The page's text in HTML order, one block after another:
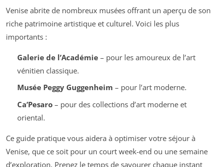
Venise abrite de nombreux musées offrant un aperçu de son
riche patrimoine artistique et culturel. Voici les plus
importants :
Galerie de l’Académie– pour les amoureux de l’art
vénitien classique.
Musée Peggy Guggenheim – pour l’art moderne.
Ca’Pesaro– pour des collections d’art moderne et
oriental.
Ce guide pratique vous aidera à optimiser votre séjour à
Venise, que ce soit pour un court week-end ou une semaine
d’exploration. Prenez le temps de savourer chaque instant